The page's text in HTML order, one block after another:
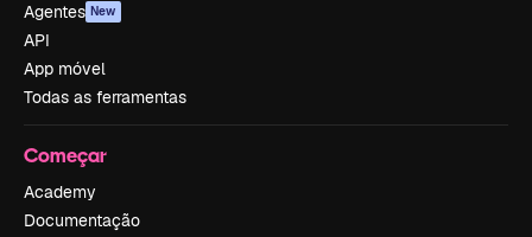
Agentes New
API
App móvel
Todas as ferramentas
Começar
Academy
Documentação